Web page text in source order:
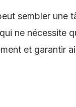
sembler une
ne nécessite
et garantir